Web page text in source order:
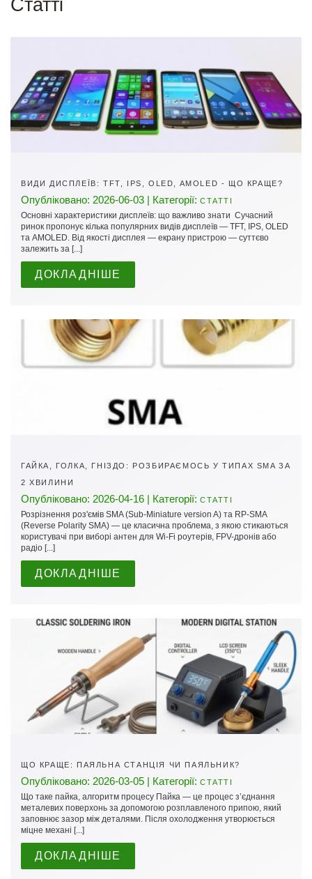
Cтатті
ВИДИ ДИСПЛЕЇВ: TFT, IPS, OLED, AMOLED - ЩО КРАЩЕ?
Опубліковано: 2026-06-03 | Категорії: СТАТТІ
Основні характеристики дисплеїв: що важливо знати Сучасний
ринок пропонує кілька популярних видів дисплеїв — TFT, IPS, OLED
та AMOLED. Від якості дисплея — екрану пристрою — суттєво
залежить за [...]
ДОКЛАДНІШЕ
ГАЙКА, ГОЛКА, ГНІЗДО: РОЗБИРАЄМОСЬ У ТИПАХ SMA ЗА
2 ХВИЛИНИ
Опубліковано: 2026-04-16 | Категорії: СТАТТІ
Розрізнення роз'ємів SMA (Sub-Miniature version A) та RP-SMA
(Reverse Polarity SMA) — це класична проблема, з якою стикаються
користувачі при виборі антен для Wi-Fi роутерів, FPV-дронів або
радіо [...]
ДОКЛАДНІШЕ
ЩО КРАЩЕ: ПАЯЛЬНА СТАНЦІЯ ЧИ ПАЯЛЬНИК?
Опубліковано: 2026-03-05 | Категорії: СТАТТІ
Що таке пайка, алгоритм процесу Пайка — це процес з’єднання
металевих поверхонь за допомогою розплавленого припою, який
заповнює зазор між деталями. Після охолодження утворюється
міцне механі [...]
ДОКЛАДНІШЕ